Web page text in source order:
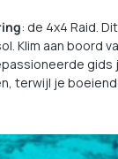
: de 4x4 Raid.
Klim aan boord
terwijl je